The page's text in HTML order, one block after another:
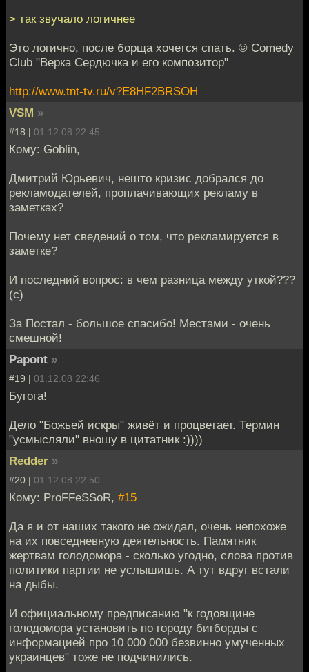
> так звучало логичнее
Это логично, после борща хочется спать. © Comedy
Club "Верка Сердючка и его композитор"
http://www.tnt-tv.ru/v?E8HF2BRSOH
VSM »
#18 | 01.12.08 22:45
Кому: Goblin,
Дмитрий Юрьевич, нешто кризис добрался до
рекламодателей, проплачивающих рекламу в
заметках?
Почему нет сведений о том, что рекламируется в
заметке?
И последний вопрос: в чем разница между уткой???
(с)
За Постал - большое спасибо! Местами - очень
смешной!
Papont »
#19 | 01.12.08 22:46
Бугога!
Дело "Божьей искры" живёт и процветает. Термин
"усмысляли" вношу в цитатник :))))
Redder »
#20 | 01.12.08 22:50
Кому: ProFFeSSoR, #15
Да я и от наших такого не ожидал, очень непохоже
на их повседневную деятельность. Памятник
жертвам голодомора - сколько угодно, слова против
политики партии не услышишь. А тут вдруг встали
на дыбы.
И официальному предписанию "к годовщине
голодомора установить по городу бигборды с
информацией про 10 000 000 безвинно умученных
украинцев" тоже не подчинились.